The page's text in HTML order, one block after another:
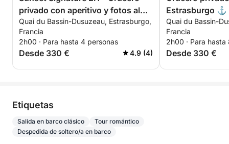
privado con aperitivo y fotos al
atardecer (Picasso)
Quai du Bassin-Dusuzeau, Estrasburgo,
Francia
2h00 · Para hasta 4 personas
Desde 330 € 4.9 (4)
Estrasburgo ⚓
Experiencia
Quai du Bassin-
Francia
2h00 · Para
Desde 330 €
Etiquetas
Salida en barco clásico
Tour romántico
Despedida de soltero/a en barco